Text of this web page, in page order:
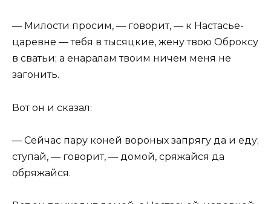
— Милости просим, — говорит, — к Настасье-
царевне — тебя в тысяцкие, жену твою Оброксу
в сватьи; а енаралам твоим ничем меня не
загонить.
Вот он и сказал:
— Сейчас пару коней вороных запрягу да и еду;
ступай, — говорит, — домой, сряжайся да
обряжайся.